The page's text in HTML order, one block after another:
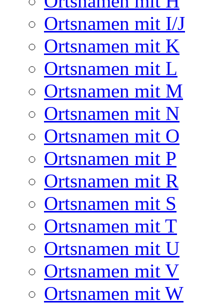
Ortsnamen mit I/J
Ortsnamen mit K
Ortsnamen mit L
Ortsnamen mit M
Ortsnamen mit N
Ortsnamen mit O
Ortsnamen mit P
Ortsnamen mit R
Ortsnamen mit S
Ortsnamen mit T
Ortsnamen mit U
Ortsnamen mit V
Ortsnamen mit W